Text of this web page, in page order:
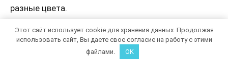
разные цвета.
Этот сайт использует cookie для хранения данных. Продолжая
использовать сайт, Вы даете свое согласие на работу с этими
файлами.
OK